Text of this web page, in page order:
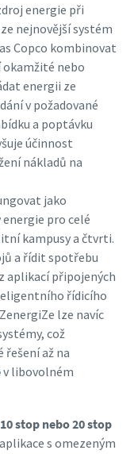
energie při
nejnovější systém
Copco kombinovat
nebo
energii ze
v požadované
a poptávku
účinnost
nákladů na
jako
pro celé
kampusy a čtvrti.
a řídit spotřebu
aplikací připojených
řídicího
lze navíc
což
až na
v libovolném
stop nebo 20 stop
s omezeným